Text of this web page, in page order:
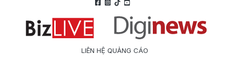
LIÊN HỆ QUẢNG CÁO